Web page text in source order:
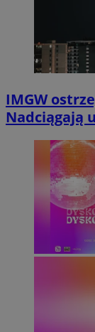
IMGW
Nadciągają